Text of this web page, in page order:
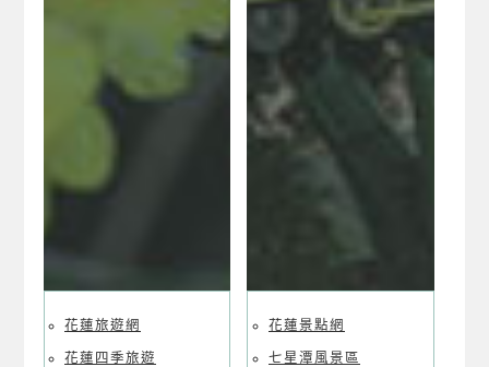
花蓮旅遊網
花蓮四季旅遊
花蓮景點網
七星潭風景區